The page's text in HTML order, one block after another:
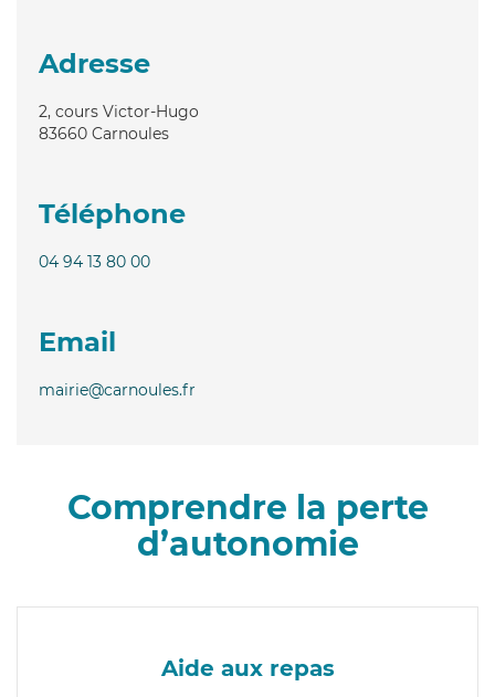
Adresse
2, cours Victor-Hugo
83660 Carnoules
Téléphone
04 94 13 80 00
Email
mairie@carnoules.fr
Comprendre la perte
d’autonomie
Aide aux repas